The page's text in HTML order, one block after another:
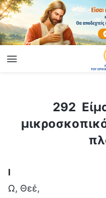
292
Ⅰ
Ω, Θεέ,